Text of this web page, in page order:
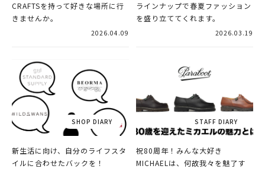
CRAFTSを持って好きな場所に行
きませんか。
2026.04.09
ラインナップで春夏ファッション
を盛り立ててくれます。
2026.03.19
新生活に向け、自分のライフスタ
イルに合わせたバックを！
祝80周年！みんな大好き
MICHAELは、何故我々を魅了す